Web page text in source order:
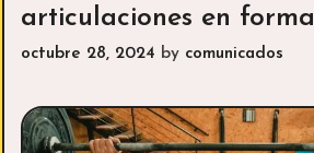
articulaciones en forma
octubre 28, 2024 by comunicados